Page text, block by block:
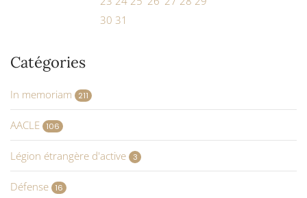
30 31
Catégories
In memoriam 211
AACLE 106
Légion étrangère d'active 3
Défense 16